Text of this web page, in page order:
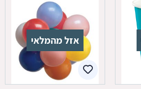
אזל מהמלאי